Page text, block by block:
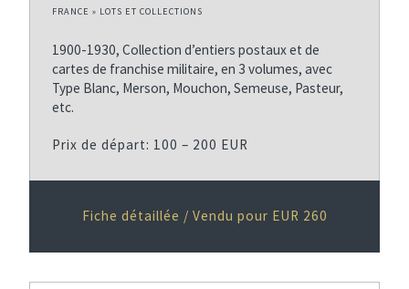
FRANCE » LOTS ET COLLECTIONS
1900-1930, Collection d’entiers postaux et de
cartes de franchise militaire, en 3 volumes, avec
Type Blanc, Merson, Mouchon, Semeuse, Pasteur,
etc.
Prix de départ: 100 – 200 EUR
Fiche détaillée / Vendu pour EUR 260